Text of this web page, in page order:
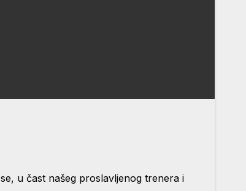
u čast našeg proslavljenog trenera i